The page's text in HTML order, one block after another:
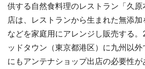
供する自然食料理のレストラン「久
店は、レストランから生まれた無添
などを家庭用にアレンジし販売する
ッドタウン（東京都港区）に九州以
にもアンテナショップ出店の必要性